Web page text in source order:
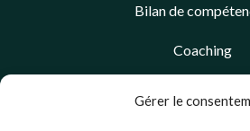
Gérer le
Bilan de
Coaching